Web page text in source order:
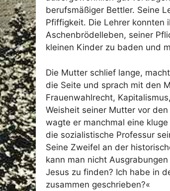
berufsmäßiger Bettler. Seine
Pfiffigkeit. Die Lehrer konnten
Aschenbrödelleben, seiner
kleinen Kinder zu baden und
Die Mutter schlief lange,
die Seite und sprach mit den
Frauenwahlrecht,
Weisheit seiner Mutter vor
wagte er manchmal eine
die sozialistische Professur
Seine Zweifel an der
kann man nicht
Jesus zu finden? Ich habe in
zusammen geschrieben?«